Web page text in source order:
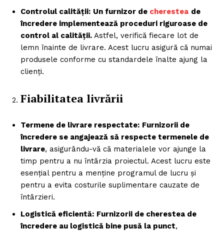
Controlul calității: Un furnizor de cherestea de
încredere implementează proceduri riguroase de
control al calității. Astfel, verifică fiecare lot de
lemn înainte de livrare. Acest lucru asigură că numai
produsele conforme cu standardele înalte ajung la
clienți.
Fiabilitatea livrării
Termene de livrare respectate: Furnizorii de
încredere se angajează să respecte termenele de
livrare, asigurându-vă că materialele vor ajunge la
timp pentru a nu întârzia proiectul. Acest lucru este
esențial pentru a menține programul de lucru și
pentru a evita costurile suplimentare cauzate de
întârzieri.
Logistică eficientă: Furnizorii de cherestea de
încredere au logistică bine pusă la punct,